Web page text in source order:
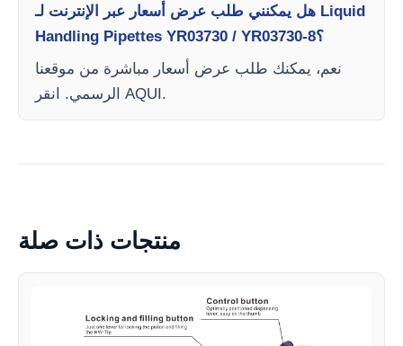
هل يمكنني طلب عرض أسعار عبر الإنترنت لـ Liquid
Handling Pipettes YR03730 / YR03730-8؟
نعم، يمكنك طلب عرض أسعار مباشرة من موقعنا
الرسمي. انقر AQUI.
منتجات ذات صلة